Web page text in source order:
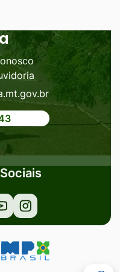
Acessar
a
Rede
Social